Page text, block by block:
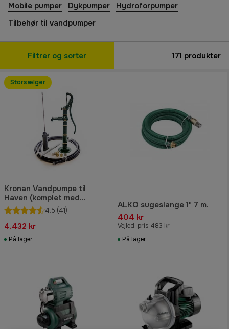
Mobile pumper Dykpumper
Hydroforpumper
Tilbehør til vandpumper
Filtrer og sorter 171 produkter
Kronan Vandpumpe til
Haven (komplet med
sugesæt)
4.5 (41)
4.432 kr
På lager
Storsælger
ALKO sugeslange 1" 7 m.
404 kr
Vejled. pris 483 kr
På lager